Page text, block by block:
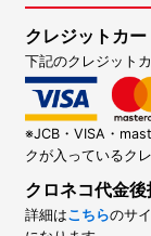
クレジットカー
下記のクレジット
※JCB・VISA・
クが入っているク
クロネコ代金
詳細はこちらのサ